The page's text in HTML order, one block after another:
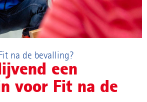
na de bevalling?
een
voor Fit na de